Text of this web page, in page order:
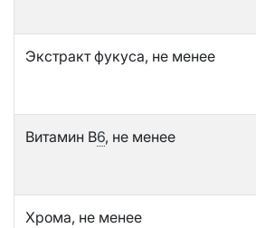
Экстракт фукуса, не менее
Витамин B6, не менее
Хрома, не менее